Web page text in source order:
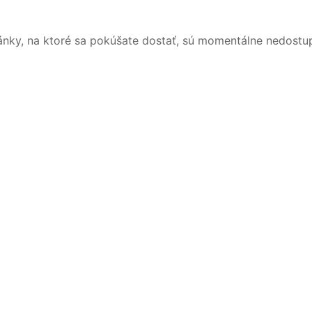
na ktoré sa pokúšate dostať, sú momentálne